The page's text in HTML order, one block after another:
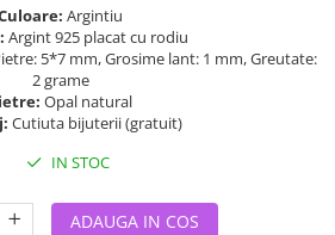
Argintiu
Argint 925 placat cu rodiu
5*7 mm, Grosime lant: 1 mm, Greutate:
2 grame
Opal natural
Cutiuta bijuterii (gratuit)
IN STOC
ADAUGA IN COS